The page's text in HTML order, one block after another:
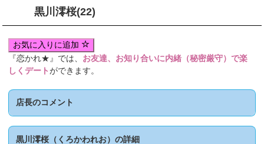
黒川澪桜(22)
お気に入りに追加
『恋かれ★』では、 お友達、お知り合いに内緒（秘密厳守）で楽
しくデートができます。
店長のコメント
黒川澪桜（くろかわれお）の詳細